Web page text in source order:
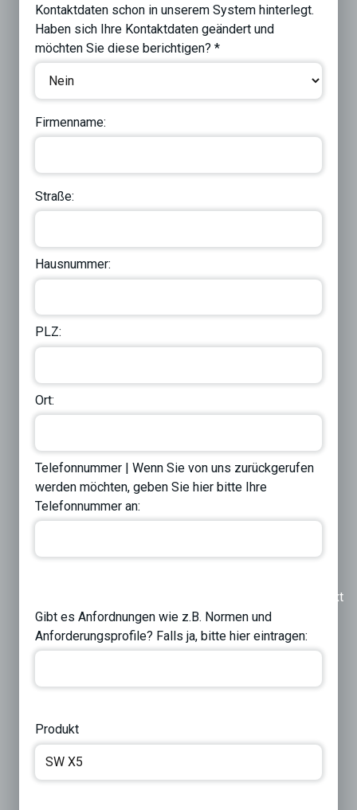
Kontaktdaten schon in unserem System hinterlegt.
Haben sich Ihre Kontaktdaten geändert und
möchten Sie diese berichtigen? *
Firmenname:
Straße:
Hausnummer:
PLZ:
Ort:
Telefonnummer | Wenn Sie von uns zurückgerufen
werden möchten, geben Sie hier bitte Ihre
Telefonnummer an:
Next
Gibt es Anfordnungen wie z.B. Normen und
Anforderungsprofile? Falls ja, bitte hier eintragen:
Produkt